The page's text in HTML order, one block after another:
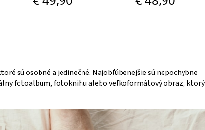
sú osobné a jedinečné. Najobľúbenejšie sú nepochybne
fotoalbum, fotoknihu alebo veľkoformátový obraz, ktorý